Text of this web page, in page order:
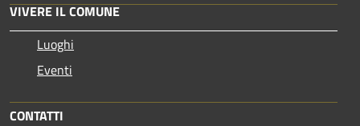
VIVERE IL COMUNE
Luoghi
Eventi
CONTATTI